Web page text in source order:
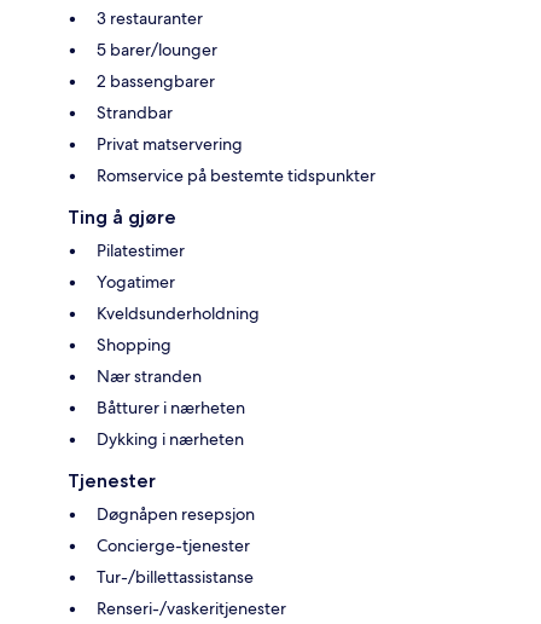
3 restauranter
5 barer/lounger
2 bassengbarer
Strandbar
Privat matservering
Romservice på bestemte tidspunkter
Ting å gjøre
Pilatestimer
Yogatimer
Kveldsunderholdning
Shopping
Nær stranden
Båtturer i nærheten
Dykking i nærheten
Tjenester
Døgnåpen resepsjon
Concierge-tjenester
Tur-/billettassistanse
Renseri-/vaskeritjenester